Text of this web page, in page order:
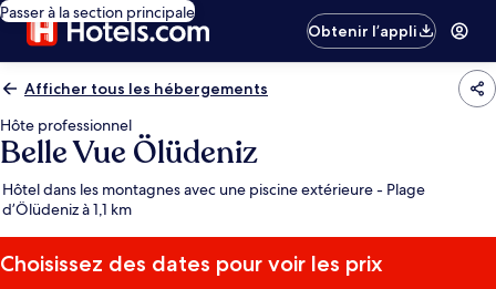
Passer à la section principale
Obtenir l’appli
Afficher tous les hébergements
Hôte professionnel
Belle Vue Ölüdeniz
Hôtel dans les montagnes avec une piscine extérieure - Plage
d’Ölüdeniz à 1,1 km
Choisissez des dates pour voir les prix